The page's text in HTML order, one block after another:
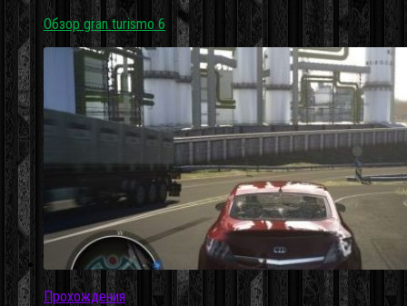
Обзор gran turismo 6
Прохождения